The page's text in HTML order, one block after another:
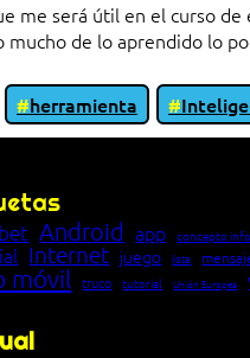
me será útil en el curso de
de lo aprendido lo
herramienta
Android app concepto
Internet juego lista
móvil truco tutorial Unión Europea